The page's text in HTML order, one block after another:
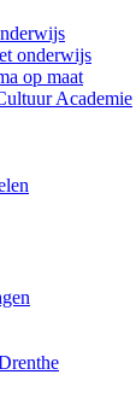
onderwijs
op maat
Academie